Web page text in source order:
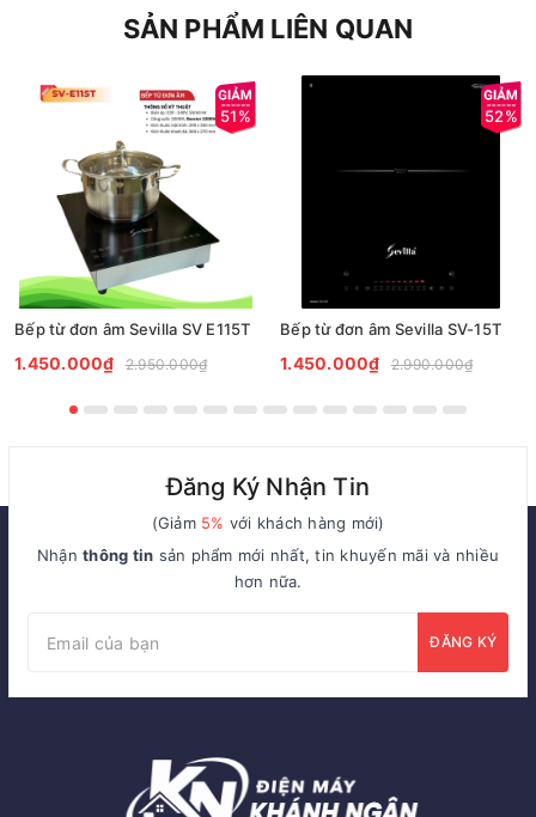
SẢN PHẨM LIÊN QUAN
51%
Bếp từ đơn âm Sevilla SV E115T
1.450.000₫ 2.950.000₫
52%
Bếp từ đơn âm Sevilla SV-15T
1.450.000₫ 2.990.000₫
Đăng Ký Nhận Tin
(Giảm 5% với khách hàng mới)
Nhậnthông tin sản phẩm mới nhất, tin khuyến mãi và nhiều
hơn nữa.
ĐĂNG KÝ